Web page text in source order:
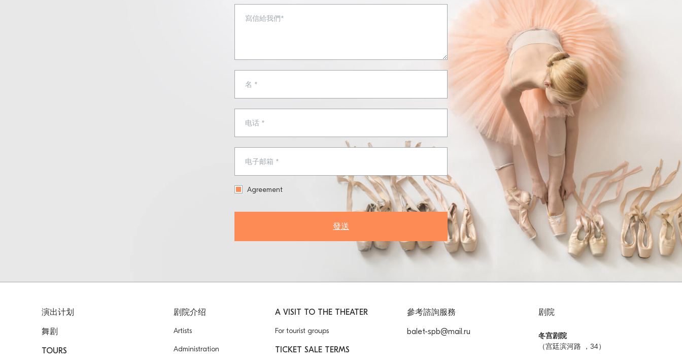
Agreement
發送
演出计划
舞剧
TOURS
剧院介绍
Artists
Administration
A VISIT TO THE THEATER
For tourist groups
TICKET SALE TERMS
參考諮詢服務
balet-spb@mail.ru
剧院
冬宫剧院
（宫廷滨河路 ，34）